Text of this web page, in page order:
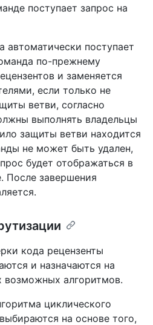
поступает запрос на
автоматически поступает
по-прежнему
и заменяется
если только не
ветви, согласно
выполнять владельцы
защиты ветви находится
не может быть удален,
будет отображаться в
После завершения
кода рецензенты
и назначаются на
возможных алгоритмов.
циклического
на основе того,